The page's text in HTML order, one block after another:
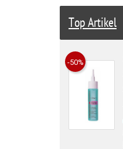
Top Artikel
-50%